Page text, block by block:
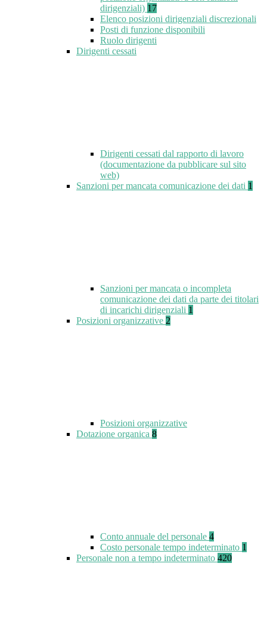
dirigenziali) 17
Elenco posizioni dirigenziali discrezionali
Posti di funzione disponibili
Ruolo dirigenti
Dirigenti cessati
Dirigenti cessati dal rapporto di lavoro
(documentazione da pubblicare sul sito
web)
Sanzioni per mancata comunicazione dei dati 1
Sanzioni per mancata o incompleta
comunicazione dei dati da parte dei titolari
di incarichi dirigenziali 1
Posizioni organizzative 2
Posizioni organizzative
Dotazione organica 8
Conto annuale del personale 4
Costo personale tempo indeterminato 1
Personale non a tempo indeterminato 420